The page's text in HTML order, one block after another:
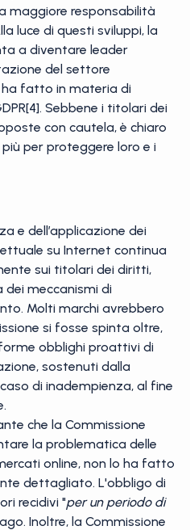
maggiore responsabilità
luce di questi sviluppi, la
a diventare leader
del settore
fatto in materia di
Sebbene i titolari dei
con cautela, è chiaro
per proteggere loro e i
e dell’applicazione dei
su Internet continua
sui titolari dei diritti,
meccanismi di
Molti marchi avrebbero
si fosse spinta oltre,
obblighi proattivi di
sostenuti dalla
di inadempienza, al fine
che la Commissione
la problematica delle
online, non lo ha fatto
dettagliato. L'obbligo di
recidivi "per un periodo di
Inoltre, la Commissione